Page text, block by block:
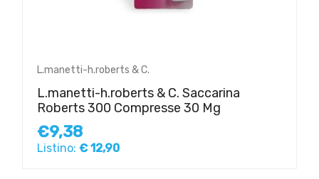
L.manetti-h.roberts & C.
L.manetti-h.roberts & C. Saccarina
Roberts 300 Compresse 30 Mg
€9,38
Listino: € 12,90